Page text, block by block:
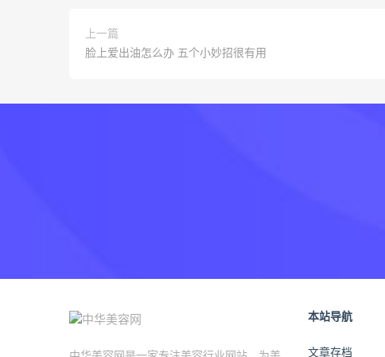
上一篇
脸上爱出油怎么办 五个小妙招很有用
本站导航
文章存档